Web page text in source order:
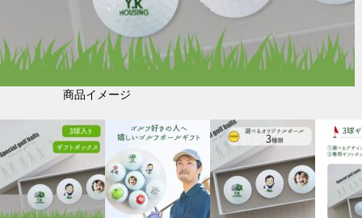
商品イメージ